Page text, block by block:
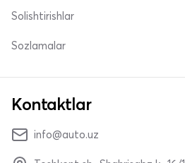
Solishtirishlar
Sozlamalar
Kontaktlar
info@auto.uz